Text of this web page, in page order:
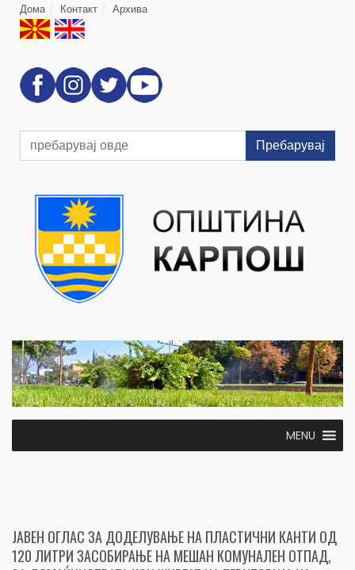
Дома Контакт Архива
Пребарувај
MENU
ЈАВЕН ОГЛАС ЗА ДОДЕЛУВАЊЕ НА ПЛАСТИЧНИ КАНТИ ОД
120 ЛИТРИ ЗАСОБИРАЊЕ НА МЕШАН КОМУНАЛЕН ОТПАД,